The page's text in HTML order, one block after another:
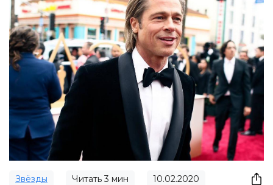
Звёзды Читать3 мин 10.02.2020